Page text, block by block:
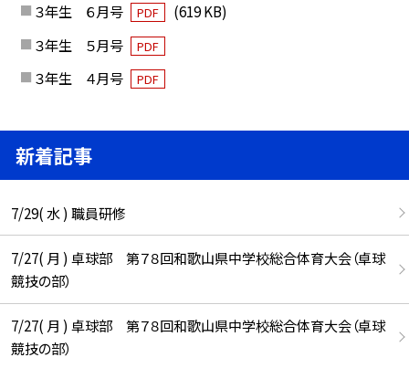
３年生 ６月号
PDF
(619 KB)
３年生 ５月号
PDF
３年生 ４月号 PDF
新着記事
7/29( 水 ) 職員研修
7/27( 月 ) 卓球部 第７８回和歌山県中学校総合体育大会（卓球
競技の部）
7/27( 月 ) 卓球部 第７８回和歌山県中学校総合体育大会（卓球
競技の部）